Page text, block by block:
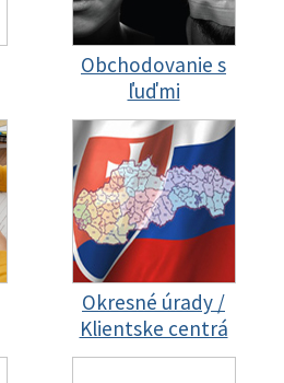
Obchodovanie s
ľuďmi
Okresné úrady /
Klientske centrá